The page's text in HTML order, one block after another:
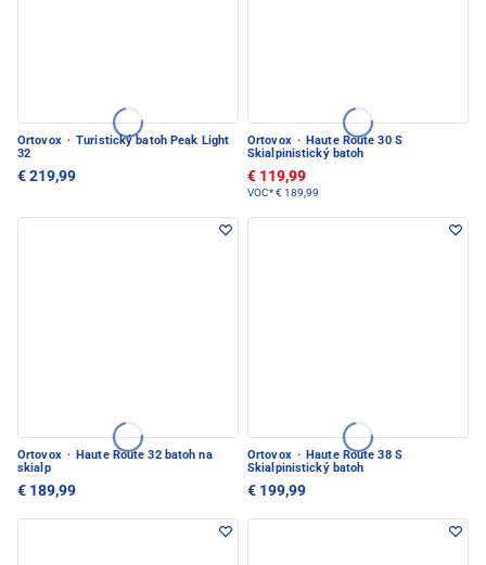
Ortovox · Turistický batoh Peak Light
32
€ 219,99
Ortovox · Haute Route 30 S
Skialpinistický batoh
€ 119,99
VOC*€ 189,99
Ortovox · Haute Route 32 batoh na
skialp
€ 189,99
Ortovox · Haute Route 38 S
Skialpinistický batoh
€ 199,99